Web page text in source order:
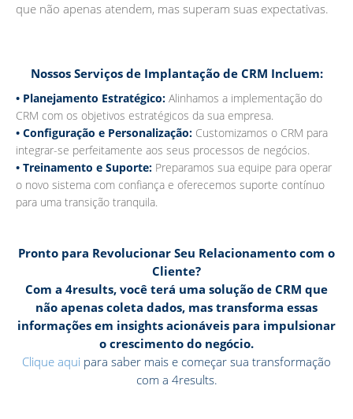
que não apenas atendem, mas superam suas expectativas.
Nossos Serviços de Implantação de CRM Incluem:
• Planejamento Estratégico: Alinhamos a implementação do
CRM com os objetivos estratégicos da sua empresa.
• Configuração e Personalização: Customizamos o CRM para
integrar-se perfeitamente aos seus processos de negócios.
• Treinamento e Suporte: Preparamos sua equipe para operar
o novo sistema com confiança e oferecemos suporte contínuo
para uma transição tranquila.
Pronto para Revolucionar Seu Relacionamento com o
Cliente?
Com a 4results, você terá uma solução de CRM que
não apenas coleta dados, mas transforma essas
informações em insights acionáveis para impulsionar
o crescimento do negócio.
Clique aqui para saber mais e começar sua transformação
com a 4results.